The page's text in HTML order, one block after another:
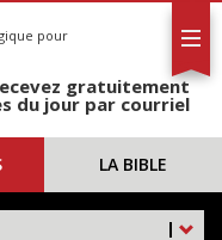
pour
gratuitement
du jour par courriel
LA BIBLE
|